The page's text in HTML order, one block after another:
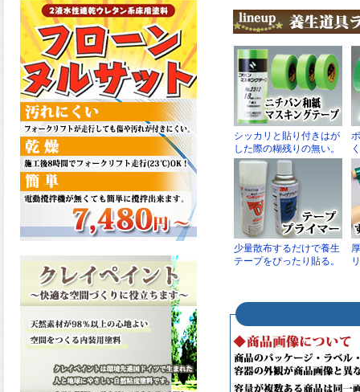
た。ご購入はこちらから。
2026.06.29
数多くの施工実績を持つ信頼
性の高い塗材 優れた性能と高
品質で高度な防水機能を発
揮、フローン11が新しく販売
開始致しました。ご購入はこ
ちらから。
2026.05.26
コンクリート特有の質感やム
ラ感と溶け合うように広がる
色彩が床と壁を印象的に仕上
げる、アクアカラー デュオト
ーンが新しく販売開始致しま
2026.03.13
滑らかな塗膜は従来の屋根用
塗料と比べ、滑らかな塗膜表
面を形成し、光沢が高く、抜
群の仕上がり性を提供、一液
プレミアムルーフシリコンが
新しく販売開始致しました。
ご購入はこちらから。